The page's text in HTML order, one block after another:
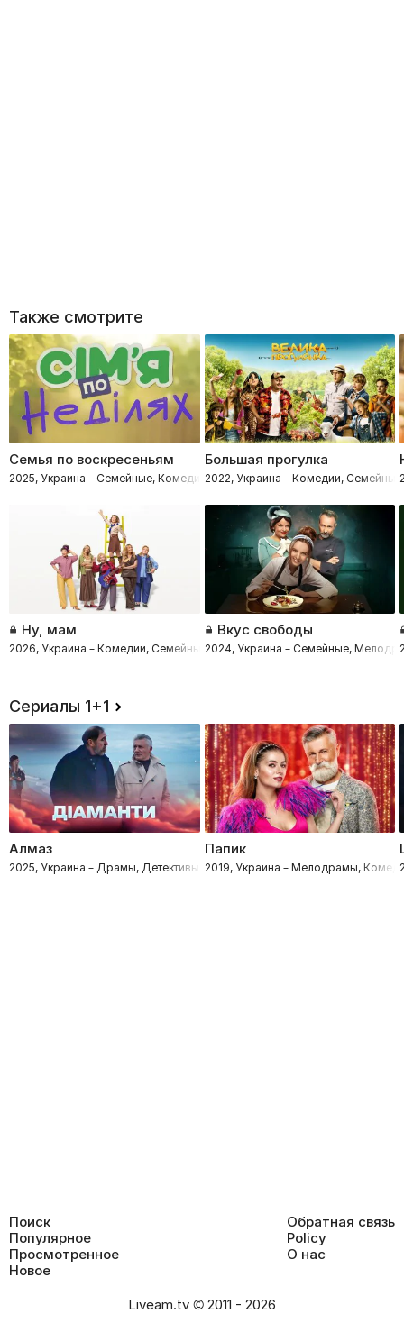
Также смотрите
Семья по воскресеньям
2025, Украина – Семейные, Комедии
Большая прогулка
2022, Украина – Комедии, Семейные
Ну, мам
2026, Украина – Комедии, Семейные
Вкус свободы
2024, Украина – Семейные,
Сериалы 1+1
Алмаз
2025, Украина – Драмы, Детективы, Приключения
Папик
2019, Украина – Мелодрамы,
Поиск
Популярное
Просмотренное
Новое
Обратная связь
Policy
О нас
Liveam.tv © 2011 - 2026